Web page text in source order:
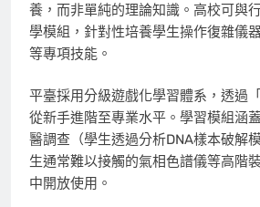
養，而非單純的理論知識。高校可與
學模組，針對性培養學生操作復雜儀
等專項技能。
平臺採用分級遊戲化學習體系，透過
從新手進階至專業水平。學習模組涵
醫調查（學生透過分析DNA樣本破解
生通常難以接觸的氣相色譜儀等高階
中開放使用。